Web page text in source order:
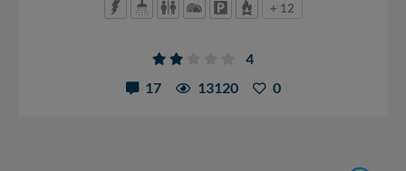
+ 12
4
17
13120 0